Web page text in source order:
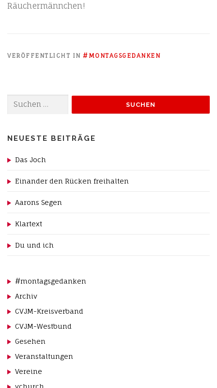
Räuchermännchen!
VERÖFFENTLICHT IN #MONTAGSGEDANKEN
nach:
NEUESTE BEITRÄGE
Das Joch
Einander den Rücken freihalten
Aarons Segen
Klartext
Du und ich
#montagsgedanken
Archiv
CVJM-Kreisverband
CVJM-Westbund
Gesehen
Veranstaltungen
Vereine
ychurch